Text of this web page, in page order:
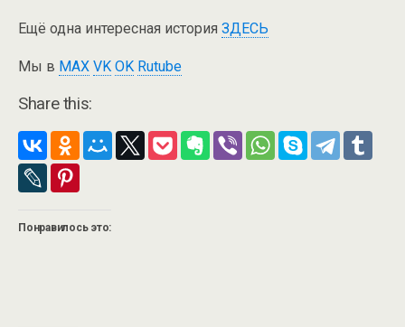
Ещё одна интересная история ЗДЕСЬ
Мы в MAX VK OK Rutube
Share this:
Понравилось это: